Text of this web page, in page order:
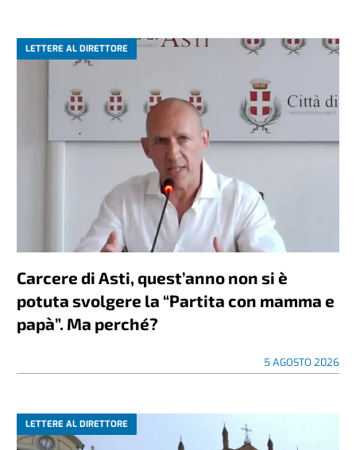
LETTERE AL DIRETTORE
Carcere di Asti, quest’anno non si è
potuta svolgere la “Partita con mamma e
papà”. Ma perché?
5 AGOSTO 2026
LETTERE AL DIRETTORE